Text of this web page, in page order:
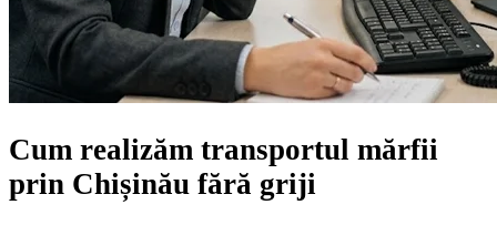
Cum realizăm transportul mărfii
prin Chișinău fără griji